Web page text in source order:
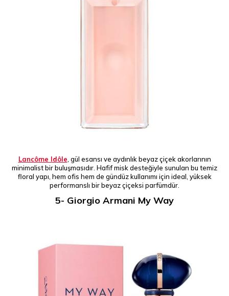
Lancôme Idôle , gül esansı ve aydınlık beyaz çiçek akorlarının
minimalist bir buluşmasıdır. Hafif misk desteğiyle sunulan bu temiz
floral yapı, hem ofis hem de gündüz kullanımı için ideal, yüksek
performanslı bir beyaz çiçeksi parfümdür.
5- Giorgio Armani My Way